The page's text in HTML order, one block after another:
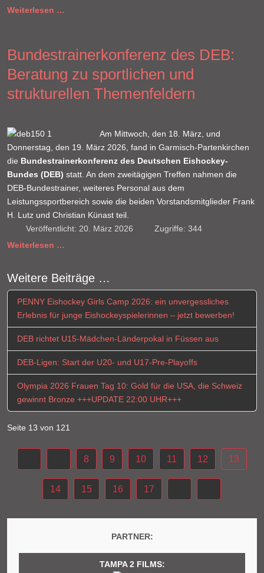
Weiterlesen …
Bundestrainerkonferenz des DEB:
Beratung zu sportlichen und
strukturellen Themenfeldern
Am Mittwoch, den 18. März, und
Donnerstag, den 19. März 2026, fand in Garmisch-Partenkirchen
die Bundestrainerkonferenz des Deutschen Eishockey-
Bundes (DEB) statt. An dem zweitägigen Treffen nahmen die
DEB-Bundestrainer, weiteres Personal aus dem
Leistungssportbereich sowie die beiden Vorstandsmitglieder Frank
H. Lutz und Christian Künast teil.
Veröffentlicht: 20. März 2026
Zugriffe: 344
Weiterlesen …
Weitere Beiträge …
PENNY Eishockey Girls Camp 2026: ein unvergessliches
Erlebnis für junge Eishockeyspielerinnen – jetzt bewerben!
DEB richtet U15-Mädchen-Länderpokal in Füssen aus
DEB-Ligen: Start der U20- und U17-Pre-Playoffs
Olympia 2026 Frauen Tag 10: Gold für die USA, die Schweiz
gewinnt Bronze +++UPDATE 22:00 UHR+++
Seite 13 von 121
8 9 10 11 12 13
14 15 16 17
PARTNER:
TAMPA 2 FILMS: